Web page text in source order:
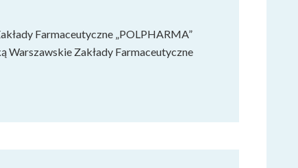
Farmaceutyczne „POLPHARMA”
Warszawskie Zakłady Farmaceutyczne